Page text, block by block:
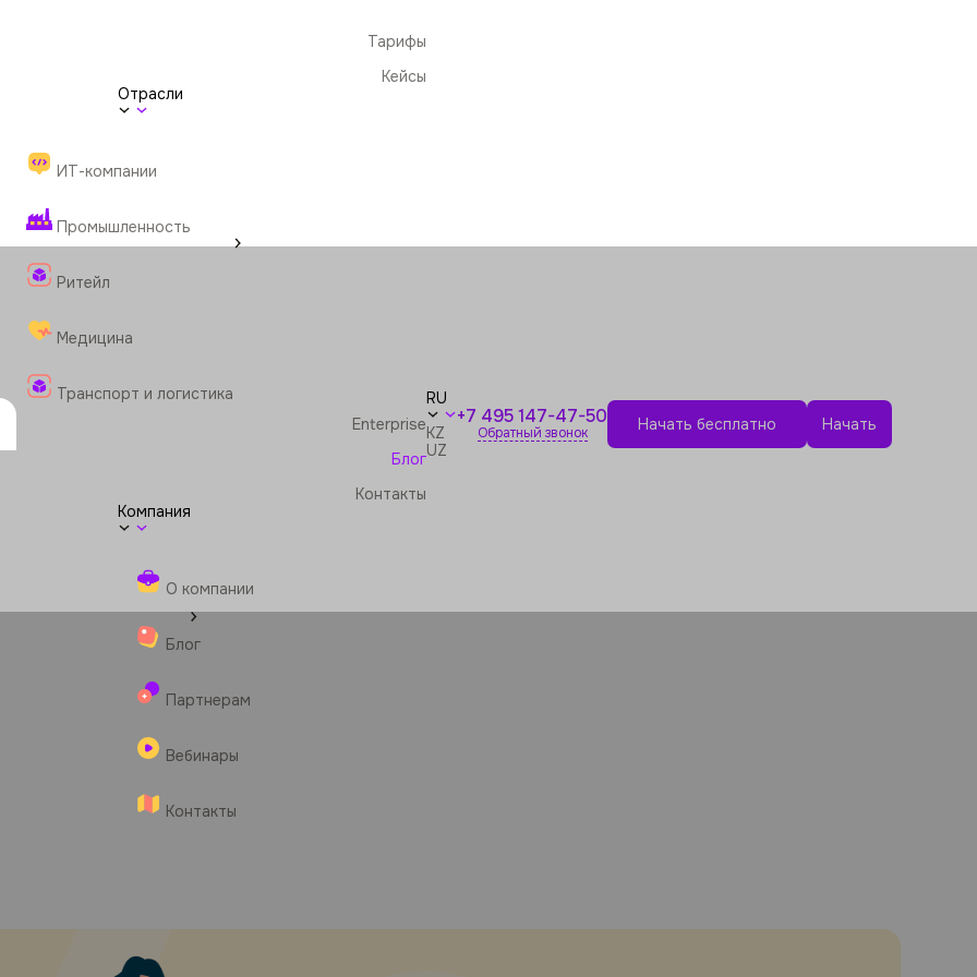
Тарифы
Кейсы
Отрасли
ИТ-компании
Промышленность
Ритейл
Медицина
Транспорт и логистика
Enterprise
Блог
Контакты
Компания
О компании
Блог
Партнерам
Вебинары
Контакты
RU
KZ
UZ
+7 495 147-47-50
Обратный звонок Начать бесплатно Начать